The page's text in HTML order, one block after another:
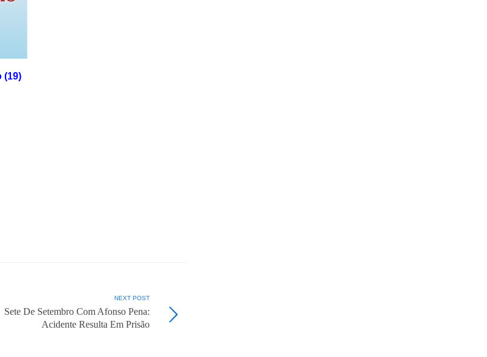
(19)
NEXT POST
Sete De Setembro Com Afonso Pena:
Acidente Resulta Em Prisão